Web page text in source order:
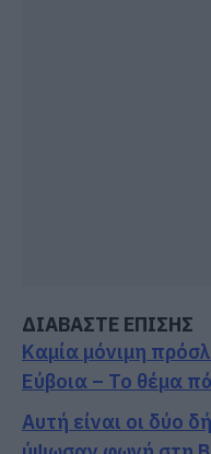
ΔΙΑΒΑΣΤΕ ΕΠΙΣΗΣ
Καμία μόνιμη
Εύβοια – Το θέμα
Αυτή είναι οι δύο